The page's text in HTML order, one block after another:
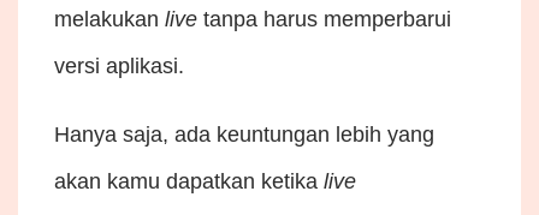
melakukan live tanpa harus memperbarui
versi aplikasi.
Hanya saja, ada keuntungan lebih yang
akan kamu dapatkan ketika live